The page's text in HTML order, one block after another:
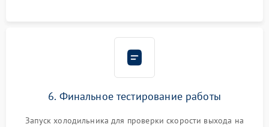
6. Финальное тестирование работы
Запуск холодильника для проверки скорости выхода на